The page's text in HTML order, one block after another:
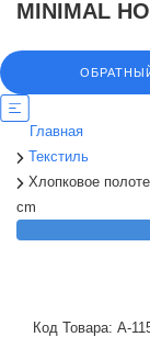
MINIMAL
Главная
Текстиль
Хлопковое
cm
Код Товара: A-